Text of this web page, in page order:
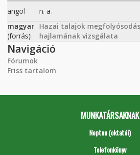
angol
n. a.
magyar
(forrás)
Hazai talajok
hajlamának vizsgálata
Navigáció
Fórumok
Friss tartalom
MUNKATÁRSAKNAK
Neptun (oktatói)
Telefonkönyv